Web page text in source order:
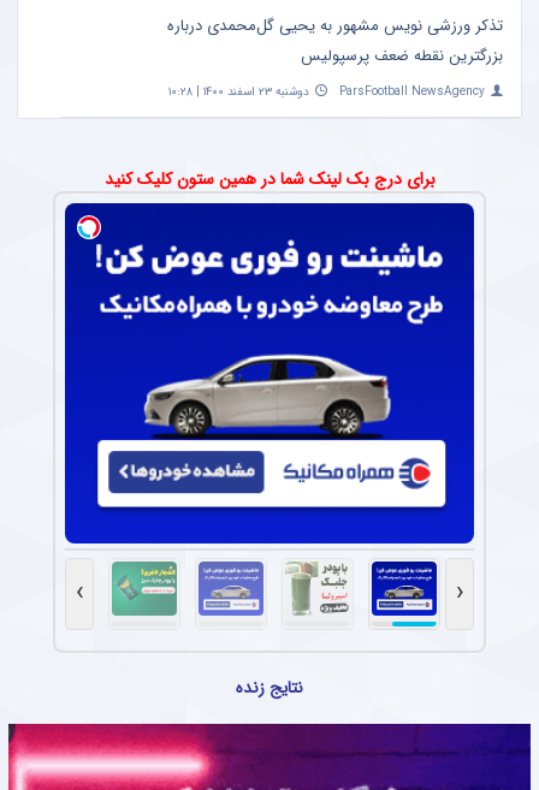
تذکر ورزشی نویس مشهور به یحیی گل‌محمدی درباره
بزرگترین نقطه ضعف پرسپولیس
ParsFootball NewsAgency دوشنبه ۲۳ اسفند ۱۴۰۰ | ۱۰:۲۸
برای درج بک لینک شما در همین ستون کلیک کنید
‹
›
نتایج زنده